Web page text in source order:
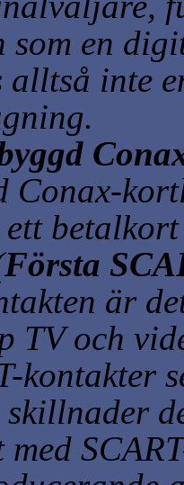
som en
alltså inte
Conax-
Första
är
TV och
kontakter